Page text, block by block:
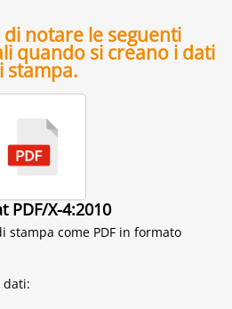
notare le seguenti
quando si creano i dati
stampa.
PDF/X-4:2010
stampa come PDF in formato
dati: